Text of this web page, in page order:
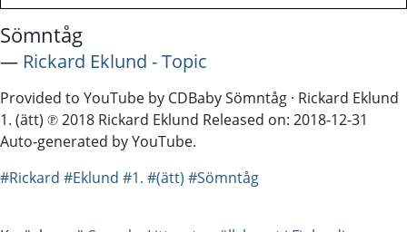
Sömntåg
― Rickard Eklund - Topic
Provided to YouTube by CDBaby Sömntåg · Rickard Eklund
1. (ätt) ℗ 2018 Rickard Eklund Released on: 2018-12-31
Auto-generated by YouTube.
#Rickard #Eklund #1. #(ätt) #Sömntåg